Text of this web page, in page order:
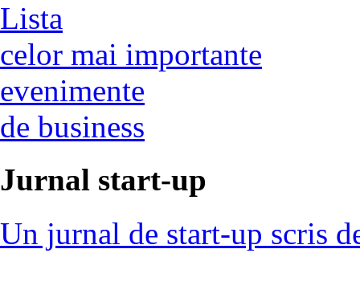
Lista
celor mai importante
evenimente
de business
Jurnal start-up
Un jurnal de start-up scris